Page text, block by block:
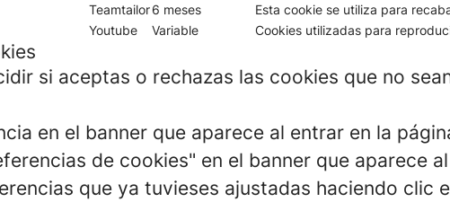
Teamtailor6 meses
Esta cookie se utiliza para
Youtube Variable Cookies utilizadas para
si aceptas o rechazas las cookies que no
en el banner que aparece al entrar en la
de cookies" en el banner que aparece
que ya tuvieses ajustadas haciendo clic